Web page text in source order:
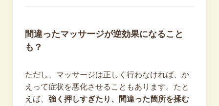
間違ったマッサージが逆効果になること
も？
ただし、マッサージは正しく行わなければ、か
えって症状を悪化させることもあります。たと
えば、 強く押しすぎたり、間違った箇所を揉む